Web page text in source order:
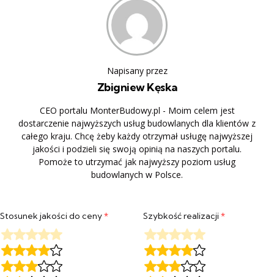
Napisany przez
Zbigniew Kęska
CEO portalu MonterBudowy.pl - Moim celem jest
dostarczenie najwyższych usług budowlanych dla klientów z
całego kraju. Chcę żeby każdy otrzymał usługę najwyższej
jakości i podzieli się swoją opinią na naszych portalu.
Pomoże to utrzymać jak najwyższy poziom usług
budowlanych w Polsce.
Stosunek jakości do ceny* Szybkość realizacji*